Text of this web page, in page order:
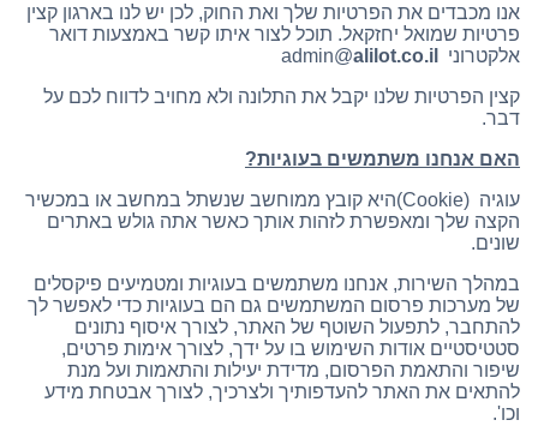
אנו מכבדים את הפרטיות שלך ואת החוק, לכן יש לנו בארגון קצין
פרטיות שמואל יחזקאל. תוכל לצור איתו קשר באמצעות דואר
אלקטרוני admin@
alilot.co.il
קצין הפרטיות שלנו יקבל את התלונה ולא מחויב לדווח לכם על
דבר.
האם אנחנו משתמשים בעוגיות?
עוגיה (Cookie)היא קובץ ממוחשב שנשתל במחשב או במכשיר
הקצה שלך ומאפשרת לזהות אותך כאשר אתה גולש באתרים
שונים.
במהלך השירות, אנחנו משתמשים בעוגיות ומטמיעים פיקסלים
של מערכות פרסום המשתמשים גם הם בעוגיות כדי לאפשר לך
להתחבר, לתפעול השוטף של האתר, לצורך איסוף נתונים
סטטיסטיים אודות השימוש בו על ידך, לצורך אימות פרטים,
שיפור והתאמת הפרסום, מדידת יעילות והתאמות ועל מנת
להתאים את האתר להעדפותיך ולצרכיך, לצורך אבטחת מידע
וכו'.